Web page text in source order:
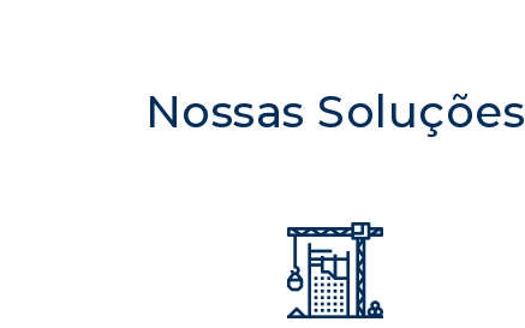
Nossas Soluções